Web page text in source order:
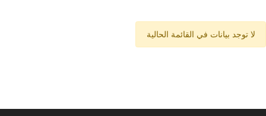
لا توجد بيانات في القائمة الحالية